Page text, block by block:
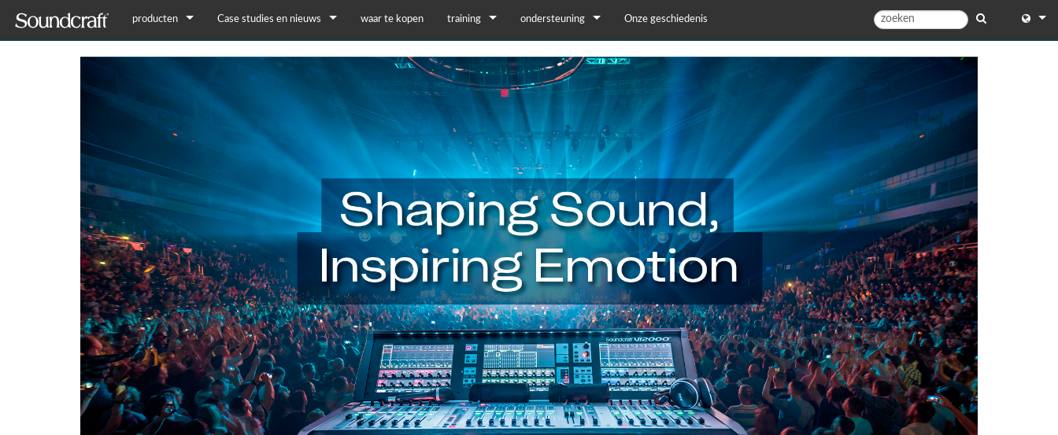
producten
Legacy-producten
Case studies en nieuws
Case studies
waar te kopen training
training
YouTube
ondersteuning
Productondersteuning
24/7 hulpcentrum
software
firmware
Downloads
Garantie
productregistratie
Service
Demo en offline editorsUI Demo (Phone)
UI Demo (Tablet)
UI 24 Software Demo (Phone)
UI 24 Software Demo (Tablet)
Onze geschiedenis